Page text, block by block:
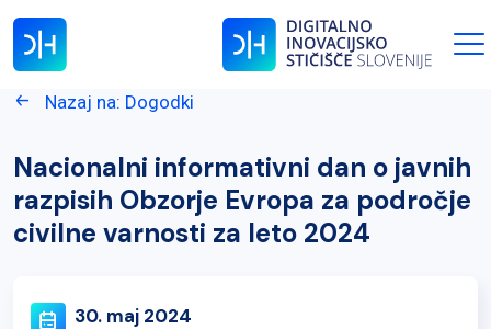
Nazaj na: Dogodki
Nacionalni informativni dan o javnih
razpisih Obzorje Evropa za področje
civilne varnosti za leto 2024
30. maj 2024